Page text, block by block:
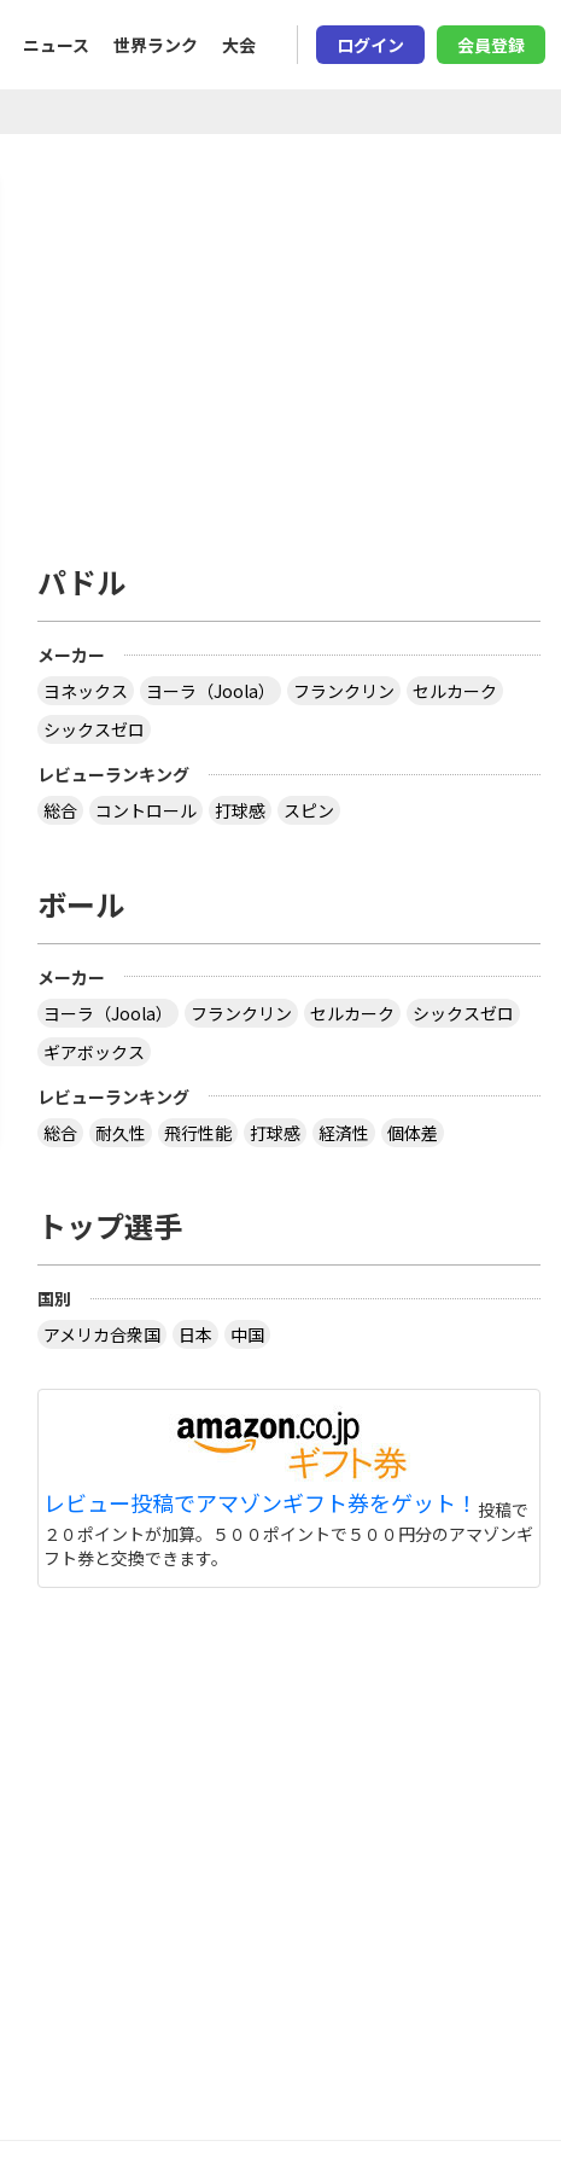
ニュース 世界ランク 大会 ログイン 会員登録
パドル
メーカー
ヨネックス
ヨーラ（Joola） フランクリン
セルカーク
シックスゼロ
レビューランキング
総合
コントロール 打球感 スピン
ボール
メーカー
ヨーラ（Joola）
フランクリン セルカーク
シックスゼロ
ギアボックス
レビューランキング
総合
耐久性 飛行性能 打球感 経済性 個体差
トップ選手
国別
アメリカ合衆国
日本 中国
レビュー投稿でアマゾンギフト券をゲット！ 投稿で
２０ポイントが加算。５００ポイントで５００円分のアマゾンギ
フト券と交換できます。